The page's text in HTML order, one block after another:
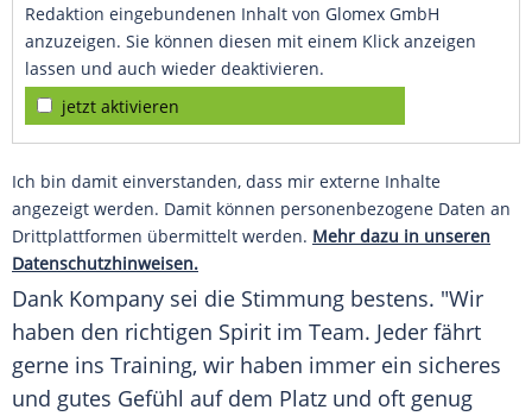
Redaktion eingebundenen Inhalt von Glomex GmbH
anzuzeigen. Sie können diesen mit einem Klick anzeigen
lassen und auch wieder deaktivieren.
jetzt aktivieren
Ich bin damit einverstanden, dass mir externe Inhalte
angezeigt werden. Damit können personenbezogene Daten an
Drittplattformen übermittelt werden. Mehr dazu in unseren
Datenschutzhinweisen.
Dank Kompany sei die Stimmung bestens. "Wir
haben den richtigen Spirit im Team. Jeder fährt
gerne ins Training, wir haben immer ein sicheres
und gutes Gefühl auf dem Platz und oft genug